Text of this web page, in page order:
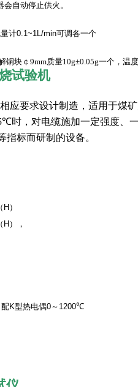
自动停止供火。
计0.1~1L/min可调各一个
铜块￠9mm质量10g±0.05g一个，温
试验机
应要求设计制造， 适用于煤
℃时，对电缆施加一定强度、
指标而研制的设备。
（ H ）
（ H ），
K型热电偶0～ 1200℃